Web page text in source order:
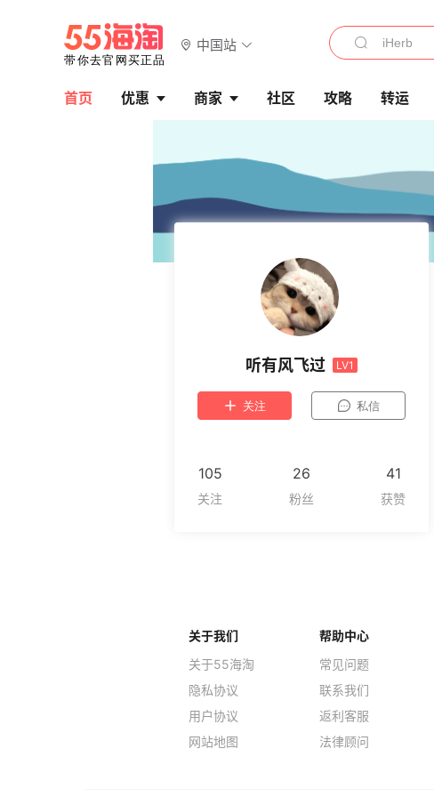
中国站
首页 优惠 商家 社区 攻略 转运
听有风飞过 LV1
关注 私信
105 26 41
关于我们
关于55海淘
隐私协议
用户协议
网站地图
帮助中心
常见问题
联系我们
返利客服
法律顾问